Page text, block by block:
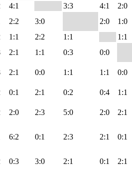
4:1 3:3 4:1
2:0
2:2 3:0 2:0
1:0
1:1 2:2 1:1
1:1
2:1 1:1 0:3 0:0
2:1 0:0 1:1 1:1 0:0
0:1 2:1 0:2 0:4 1:1
2:0 2:3 5:0 2:0 2:1
6:2 0:1 2:3 2:1 0:1
0:3 3:0 2:1 0:1 2:1